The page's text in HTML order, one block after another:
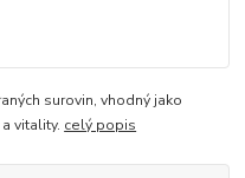
surovin, vhodný jako
vitality. celý popis